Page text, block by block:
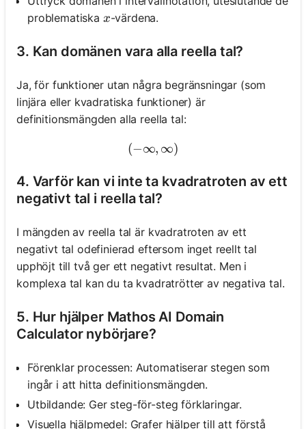
problematiska x
x-värdena.
3. Kan domänen vara alla reella tal?
Ja, för funktioner utan några begränsningar (som
linjära eller kvadratiska funktioner) är
definitionsmängden alla reella tal:
(-\infty, \infty)
(−∞, ∞)
4. Varför kan vi inte ta kvadratroten av ett
negativt tal i reella tal?
I mängden av reella tal är kvadratroten av ett
negativt tal odefinierad eftersom inget reellt tal
upphöjt till två ger ett negativt resultat. Men i
komplexa tal kan du ta kvadratrötter av negativa tal.
5. Hur hjälper Mathos AI Domain
Calculator nybörjare?
Förenklar processen: Automatiserar stegen som
ingår i att hitta definitionsmängden.
Utbildande: Ger steg-för-steg förklaringar.
Visuella hjälpmedel: Grafer hjälper till att förstå